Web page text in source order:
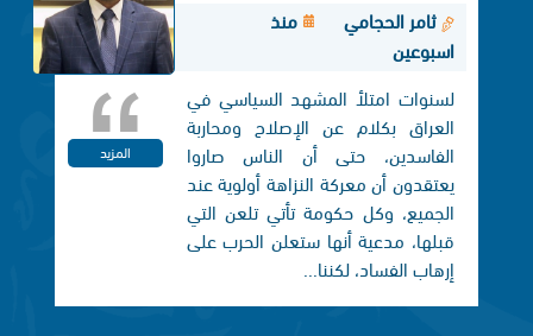
ثامر الحجامي
منذ
اسبوعين
لسنوات امتلأ المشهد السياسي في
العراق بكلام عن الإصلاح ومحاربة
الفاسدين، حتى أن الناس صاروا
يعتقدون أن معركة النزاهة أولوية عند
الجميع، وكل حكومة تأتي تلعن التي
قبلها، مدعية أنها ستعلن الحرب على
إرهاب الفساد، لكننا...
المزيد